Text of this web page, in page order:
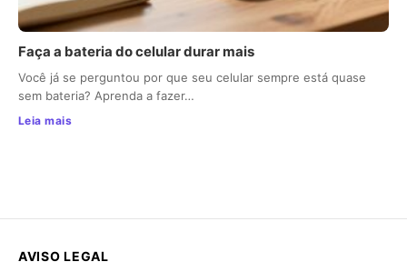
Faça a bateria do celular durar mais
Você já se perguntou por que seu celular sempre está quase
sem bateria? Aprenda a fazer…
Leia mais
AVISO LEGAL